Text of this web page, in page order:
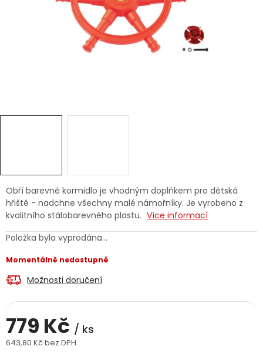
Autodoplňky
Značky
Jaký je aktuální stav mé objednávky?
Velkoobchodní spolupráce (B2B)
Servis nářadí
Doprava a platba
Obří barevné kormidlo je vhodným doplňkem pro dětská
hřiště - nadchne všechny malé námořníky. Je vyrobeno z
kvalitního stálobarevného plastu. Více informací
Položka byla vyprodána…
Momentálně nedostupné
Možnosti doručení
779 Kč / ks
643,80 Kč bez DPH